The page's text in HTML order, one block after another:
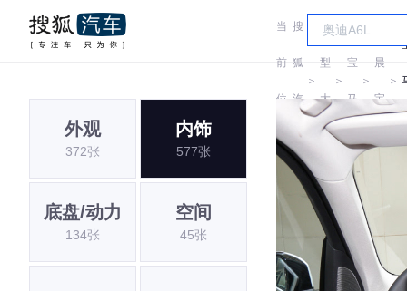
当
前
位
置:
搜
狐
汽
车
＞
车
型
大
全
＞
宝
马
＞
晨
宝
＞
外观
372张
内饰
577张
底盘/动力
134张
空间
45张